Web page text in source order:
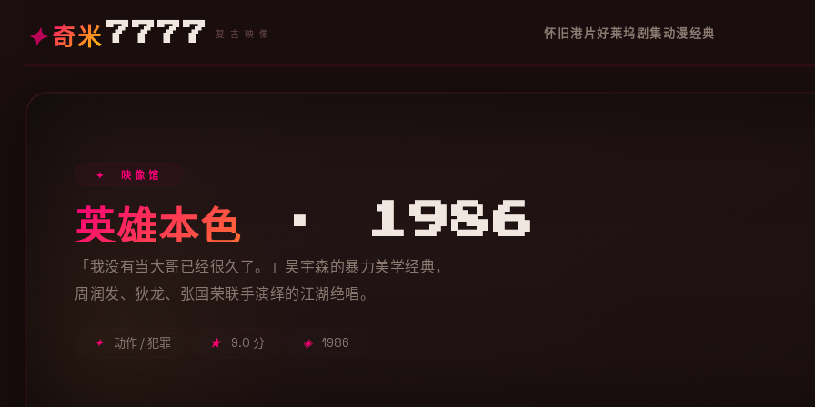
✦奇米 7777 复古映像 怀旧港片好莱坞剧集动漫经典
✦ 映像馆
英雄本色 · 1986
「我没有当大哥已经很久了。」吴宇森的暴力美学经典，
周润发、狄龙、张国荣联手演绎的江湖绝唱。
✦ 动作 / 犯罪 ★ 9.0 分 ◈ 1986